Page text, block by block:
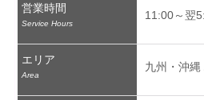
営業時間
Service Hours
11:00～翌
エリア
Area
九州・沖